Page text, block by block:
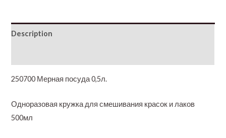
Description
250700 Мерная посуда 0,5л.
Одноразовая кружка для смешивания красок и лаков
500мл